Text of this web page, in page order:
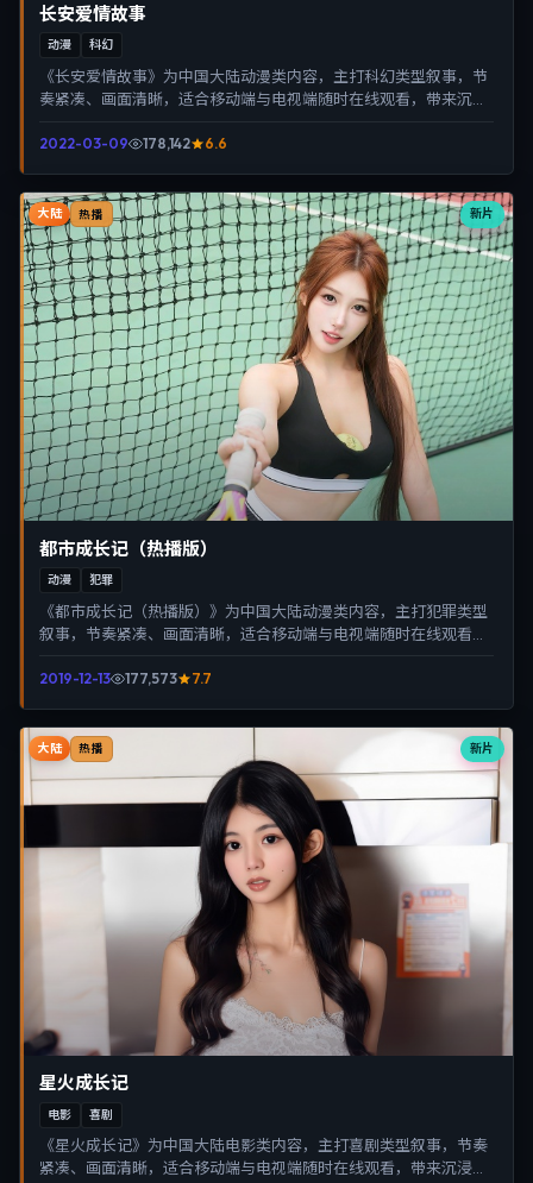
长安爱情故事
动漫 科幻
《长安爱情故事》为中国大陆动漫类内容，主打科幻类型叙事，节
奏紧凑、画面清晰，适合移动端与电视端随时在线观看，带来沉浸
2022-03-09 178,142 6.6
新片
大陆 热播
都市成长记（热播版）
动漫 犯罪
《都市成长记（热播版）》为中国大陆动漫类内容，主打犯罪类型
叙事，节奏紧凑、画面清晰，适合移动端与电视端随时在线观看，
2019-12-13 177,573 7.7
新片
大陆 热播
星火成长记
电影 喜剧
《星火成长记》为中国大陆电影类内容，主打喜剧类型叙事，节奏
紧凑、画面清晰，适合移动端与电视端随时在线观看，带来沉浸式